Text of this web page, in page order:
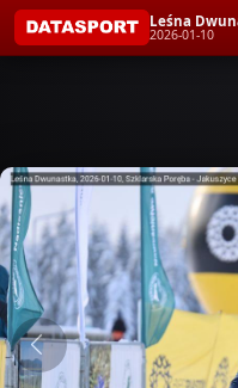
Leśna
2026-01-10